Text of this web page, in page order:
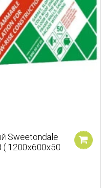
Sweetondale
1200x600x50